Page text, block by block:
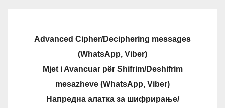
Advanced Cipher/Deciphering messages
(WhatsApp, Viber)
Mjet i Avancuar për Shifrim/Deshifrim
mesazheve (WhatsApp, Viber)
Напредна алатка за шифрирање/